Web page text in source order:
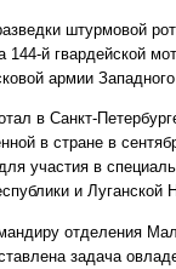
штурмовой
144-й гвардейской
армии
в Санкт-
в стране в
участия в
и Луганской
отделения
задача